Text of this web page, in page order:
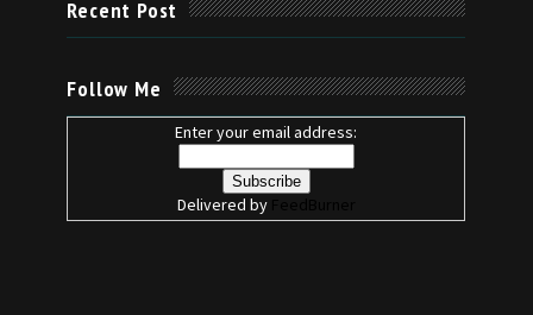
Recent Post
Follow Me
Enter your email address:
Delivered by